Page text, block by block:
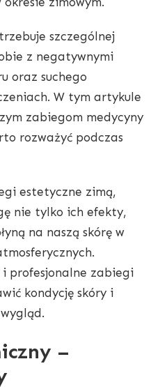
szczególnej
z negatywnymi
oraz suchego
W tym artykule
zabiegom medycyny
rozważyć podczas
estetyczne zimą,
nie tylko ich efekty,
na naszą skórę w
i profesjonalne zabiegi
kondycję skóry i
–